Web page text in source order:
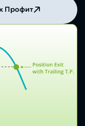
Профит